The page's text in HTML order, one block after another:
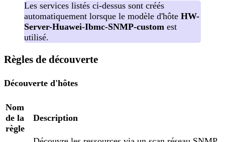
Les services listés ci-dessus sont créés
automatiquement lorsque le modèle d'hôte HW-
Server-Huawei-Ibmc-SNMP-custom est
utilisé.
Règles de découverte
Découverte d'hôtes
Nom
de la
règle
Description